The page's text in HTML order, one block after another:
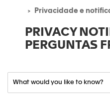
Privacidade e
PRIVACY
PERGUNTAS